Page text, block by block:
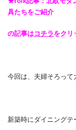
具たちをご紹介
の記事はコチラをク
今回は、夫婦そろって
新築時にダイニングテ